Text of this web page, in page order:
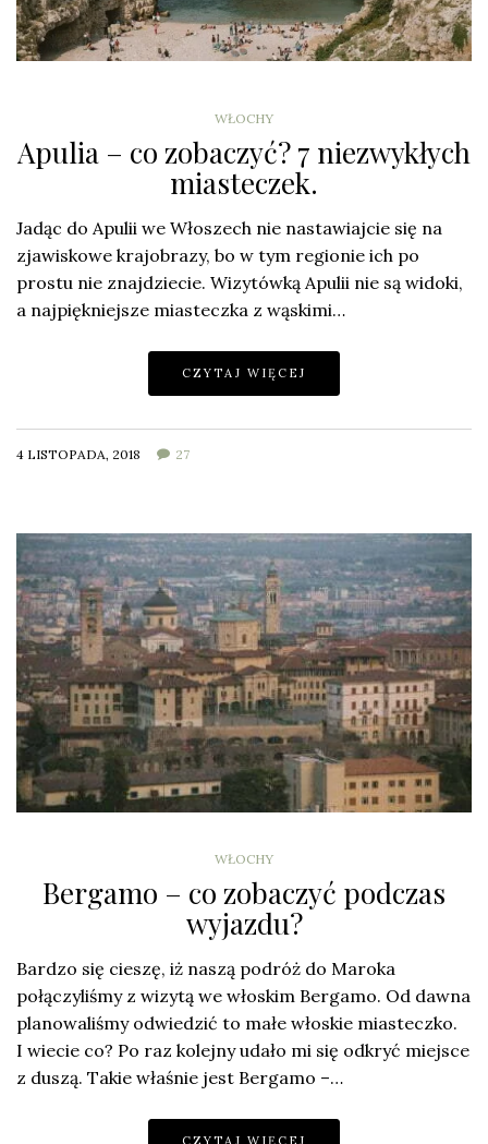
WŁOCHY
Apulia – co zobaczyć? 7 niezwykłych
miasteczek.
Jadąc do Apulii we Włoszech nie nastawiajcie się na
zjawiskowe krajobrazy, bo w tym regionie ich po
prostu nie znajdziecie. Wizytówką Apulii nie są widoki,
a najpiękniejsze miasteczka z wąskimi…
CZYTAJ WIĘCEJ
4 LISTOPADA, 2018 27
WŁOCHY
Bergamo – co zobaczyć podczas
wyjazdu?
Bardzo się cieszę, iż naszą podróż do Maroka
połączyliśmy z wizytą we włoskim Bergamo. Od dawna
planowaliśmy odwiedzić to małe włoskie miasteczko.
I wiecie co? Po raz kolejny udało mi się odkryć miejsce
z duszą. Takie właśnie jest Bergamo –…
CZYTAJ WIĘCEJ